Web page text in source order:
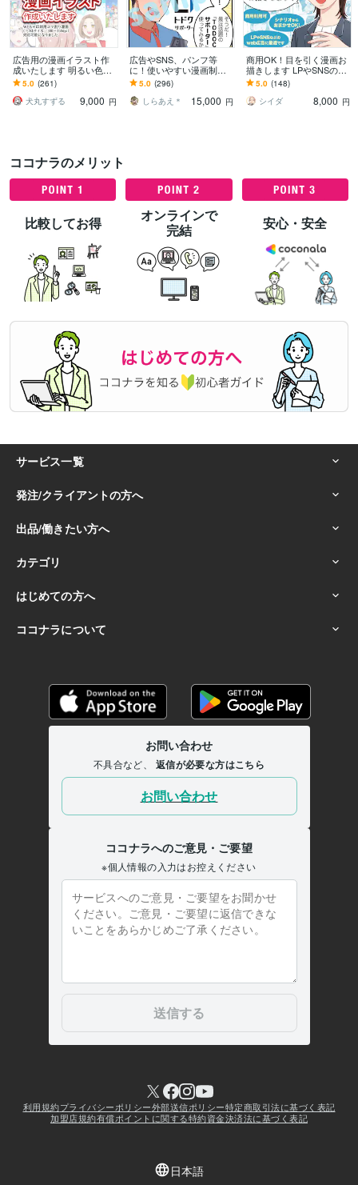
広告用の漫画イラスト作
成いたします 明るい色で
賑やかな漫画イラストで
す
5.0 (261)
犬丸すずる
9,000 円
広告やSNS、パンフ等
に！使いやすい漫画制作
します シンプルで伝わり
やすい、万人受けする漫
画お作りします！
5.0 (296)
しらあえ＊
15,000 円
商用OK！目を引く漫画お
描きします LPやSNSの広
告からエッセイ、youtube
など幅広く対応
5.0 (148)
シイダ
8,000 円
ココナラのメリット
比較してお得
オンラインで
完結
安心・安全